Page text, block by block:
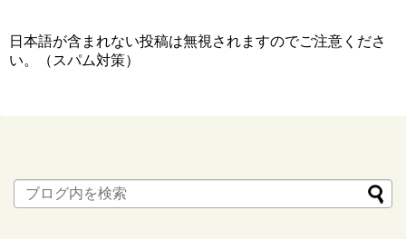
日本語が含まれない投稿は無視されますのでご注意くださ
い。（スパム対策）